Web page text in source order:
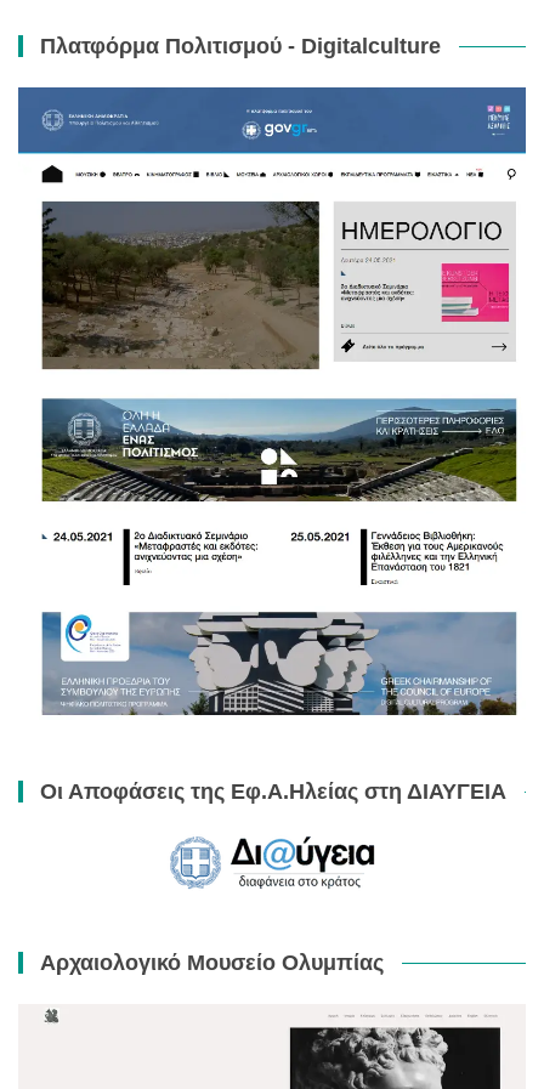
Πλατφόρμα Πολιτισμού - Digitalculture
Οι Αποφάσεις της Εφ.Α.Ηλείας στη ΔΙΑΥΓΕΙΑ
Αρχαιολογικό Μουσείο Ολυμπίας